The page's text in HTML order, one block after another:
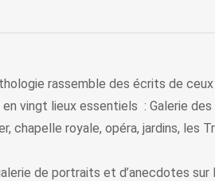
rassemble des écrits de
vingt lieux essentiels : Galerie
royale, opéra, jardins, les
de portraits et d’anecdotes